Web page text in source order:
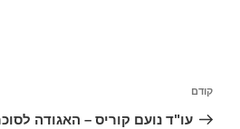
הפוסט
הקודם
קודם
עו"ד נועם קוריס – האגודה